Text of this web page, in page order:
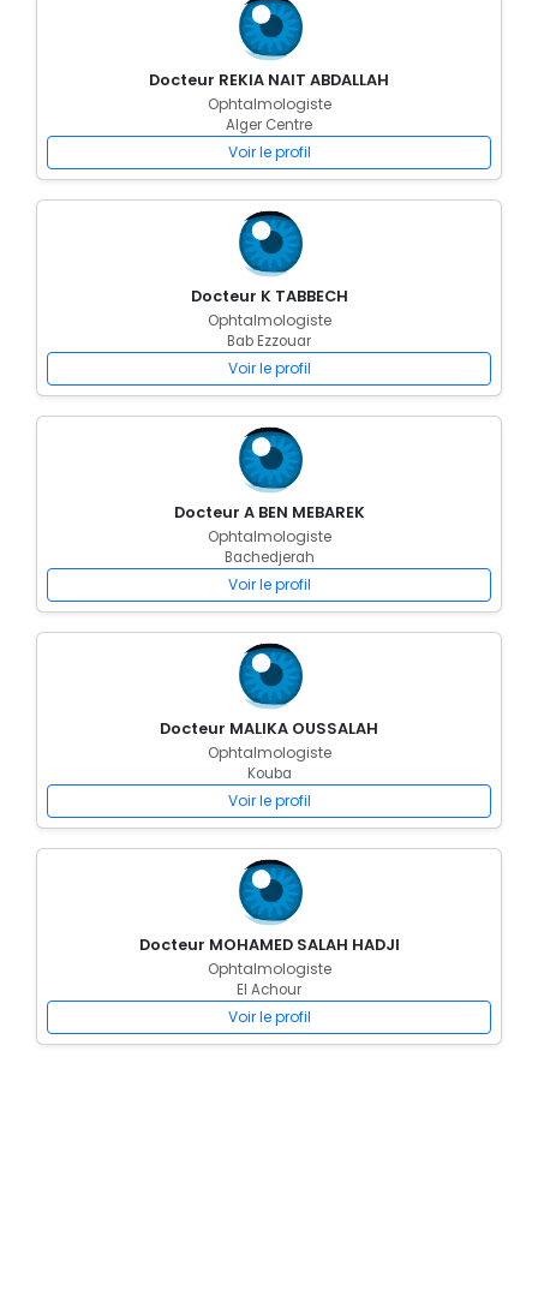
Docteur REKIA NAIT ABDALLAH
Ophtalmologiste
Alger Centre
Voir le profil
Docteur K TABBECH
Ophtalmologiste
Bab Ezzouar
Voir le profil
Docteur A BEN MEBAREK
Ophtalmologiste
Bachedjerah
Voir le profil
Docteur MALIKA OUSSALAH
Ophtalmologiste
Kouba
Voir le profil
Docteur MOHAMED SALAH HADJI
Ophtalmologiste
El Achour
Voir le profil